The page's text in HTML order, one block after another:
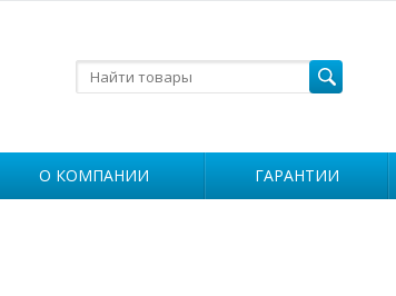
О КОМПАНИИ ГАРАНТИИ